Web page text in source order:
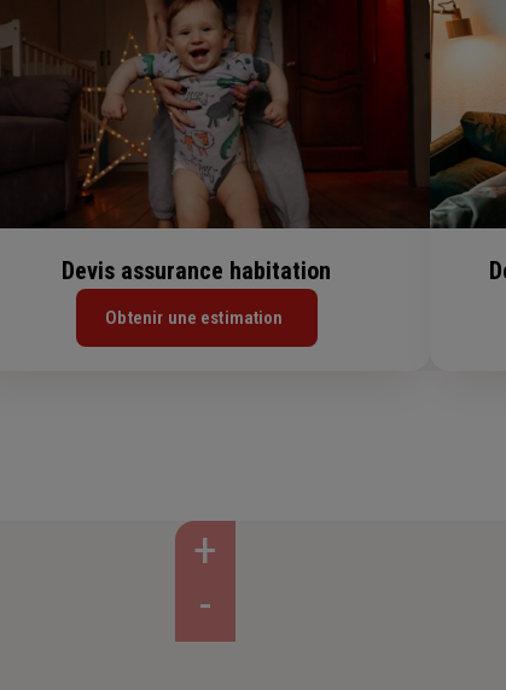
Devis assurance habitation
Obtenir une estimation